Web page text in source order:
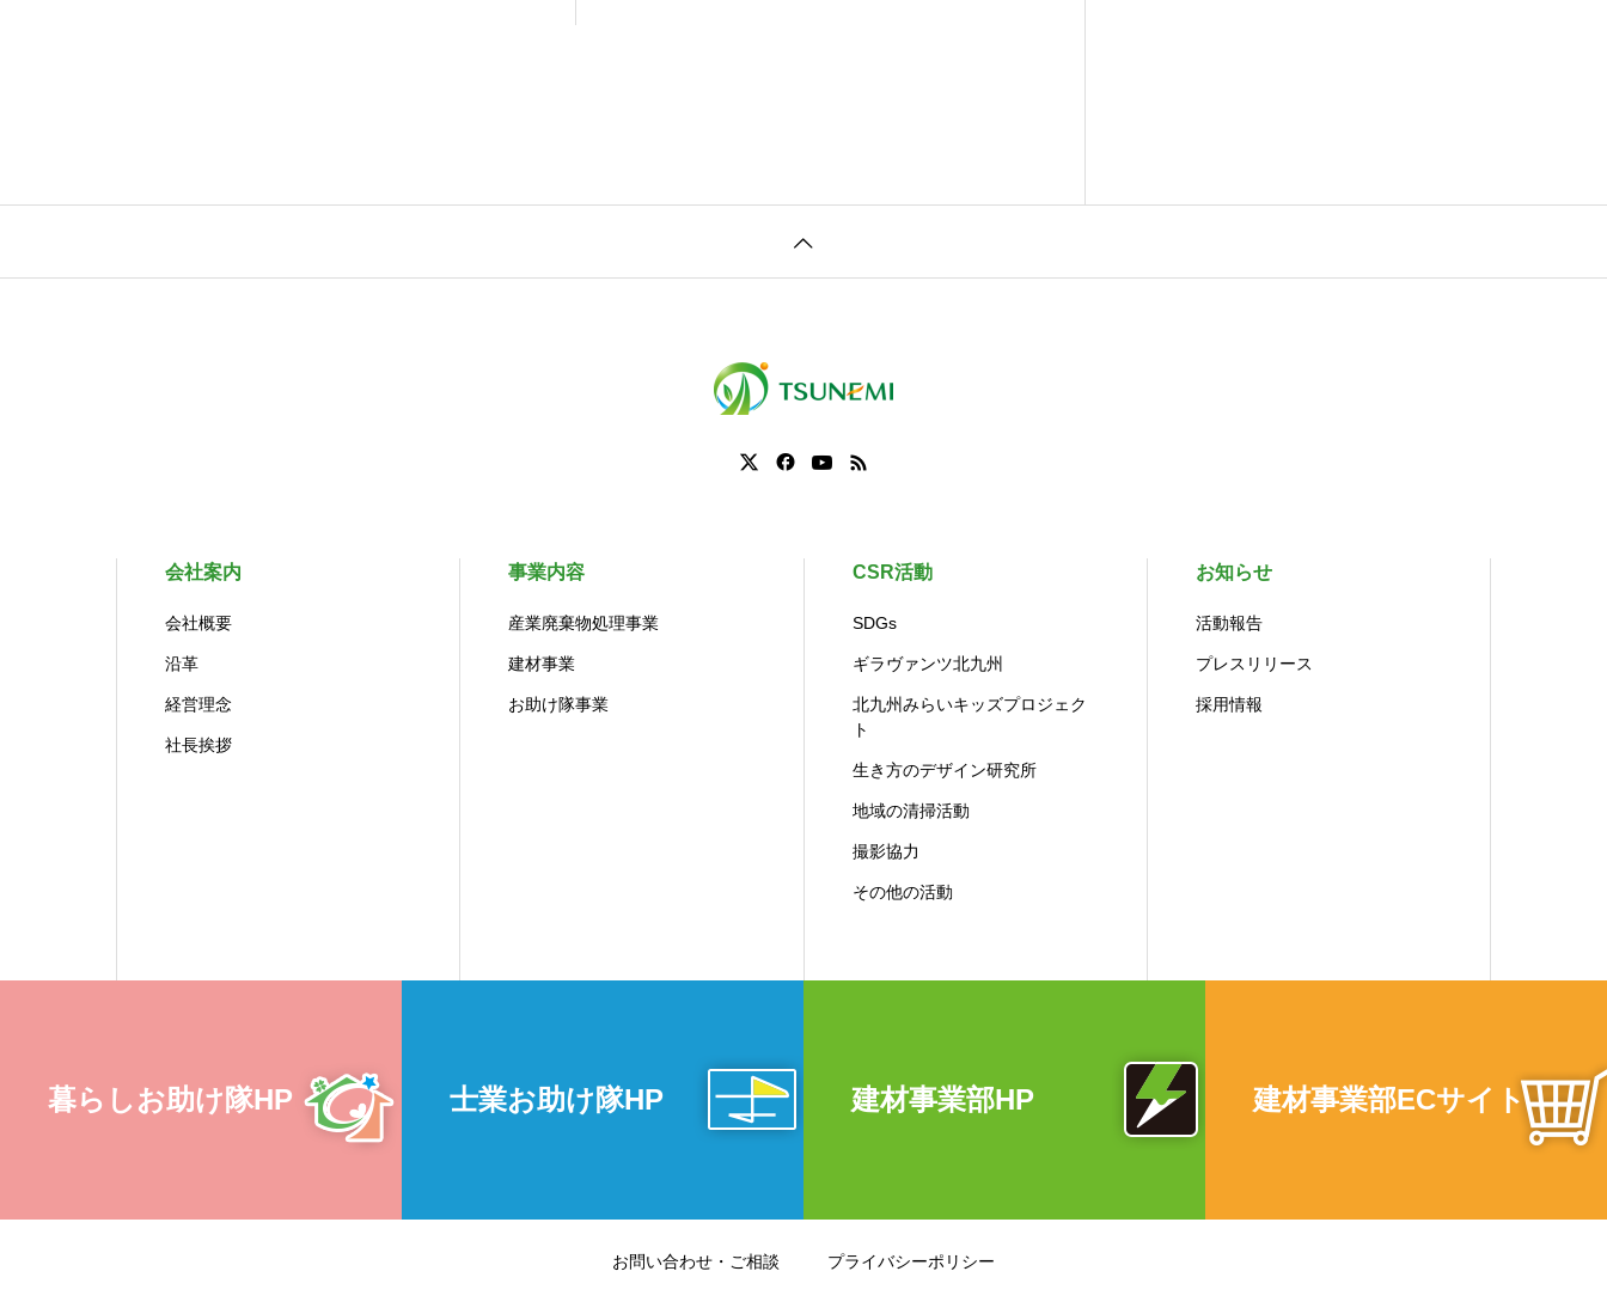
会社案内
会社概要
沿革
経営理念
社長挨拶
事業内容
産業廃棄物処理事業
建材事業
お助け隊事業
CSR活動
SDGs
ギラヴァンツ北九州
北九州みらいキッズプロジェク
ト
生き方のデザイン研究所
地域の清掃活動
撮影協力
その他の活動
お知らせ
活動報告
プレスリリース
採用情報
暮らしお助け隊HP 士業お助け隊HP 建材事業部HP 建材事業部ECサイト
お問い合わせ・ご相談 プライバシーポリシー